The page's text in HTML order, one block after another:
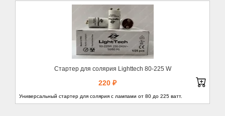
Стартер для солярия Lighttech 80-225 W
220 ₽
Универсальный стартер для солярия с лампами от 80 до 225 ватт.